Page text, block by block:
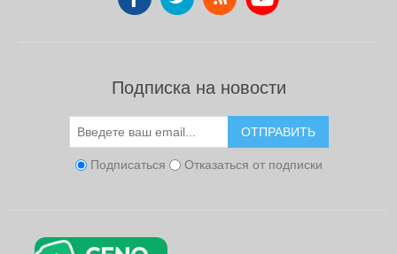
Подписка на новости
ОТПРАВИТЬ
Подписаться Отказаться от подписки